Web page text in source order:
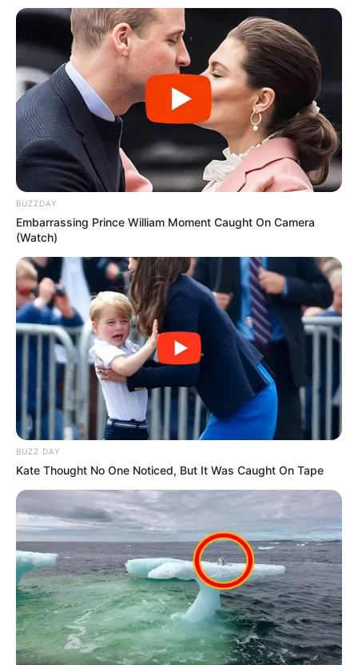
BUZZDAY
Embarrassing Prince William Moment Caught On Camera
(Watch)
BUZZ DAY
Kate Thought No One Noticed, But It Was Caught On Tape